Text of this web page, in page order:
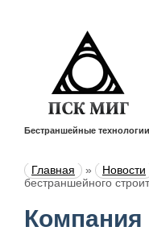
Бестраншейные технологии
Главная » Новости
бестраншейного
Компания